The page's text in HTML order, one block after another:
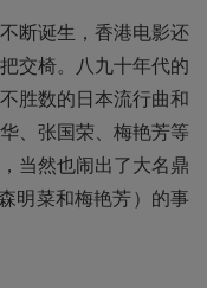
断诞生，香港电影还
交椅。八九十年代的
胜数的日本流行曲和
、张国荣、梅艳芳等
当然也闹出了大名鼎
明菜和梅艳芳）的事